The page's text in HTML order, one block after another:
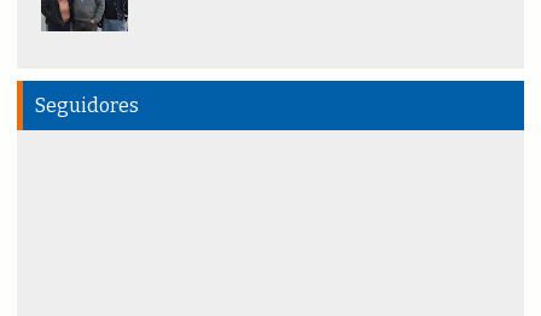
Seguidores